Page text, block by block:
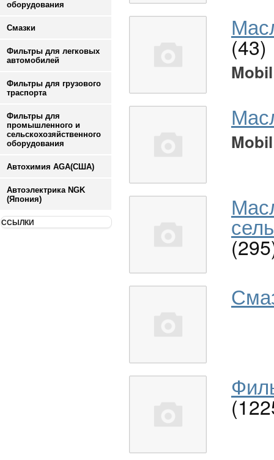
оборудования
Смазки
Фильтры для легковых
автомобилей
Фильтры для грузового
траспорта
Фильтры для
промышленного и
сельскохозяйственного
оборудования
Автохимия AGA(США)
Автоэлектрика NGK
(Япония)
ССЫЛКИ
(43)
Mobil
Mobil